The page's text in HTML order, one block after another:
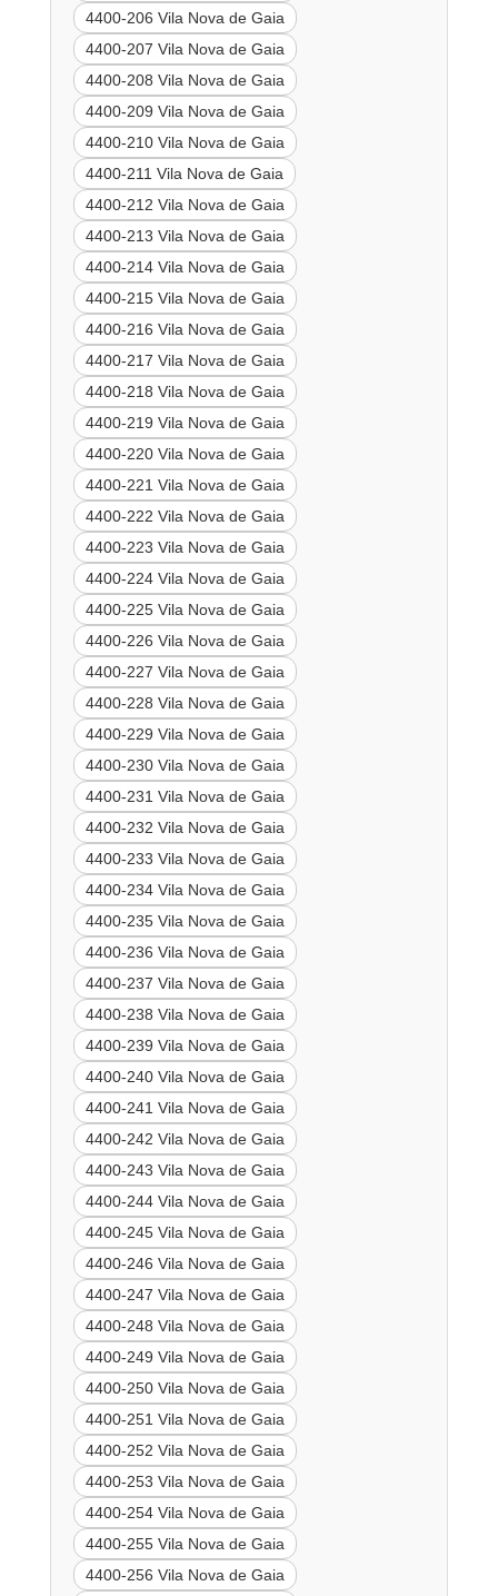
4400-206 Vila Nova de Gaia
4400-207 Vila Nova de Gaia
4400-208 Vila Nova de Gaia
4400-209 Vila Nova de Gaia
4400-210 Vila Nova de Gaia
4400-211 Vila Nova de Gaia
4400-212 Vila Nova de Gaia
4400-213 Vila Nova de Gaia
4400-214 Vila Nova de Gaia
4400-215 Vila Nova de Gaia
4400-216 Vila Nova de Gaia
4400-217 Vila Nova de Gaia
4400-218 Vila Nova de Gaia
4400-219 Vila Nova de Gaia
4400-220 Vila Nova de Gaia
4400-221 Vila Nova de Gaia
4400-222 Vila Nova de Gaia
4400-223 Vila Nova de Gaia
4400-224 Vila Nova de Gaia
4400-225 Vila Nova de Gaia
4400-226 Vila Nova de Gaia
4400-227 Vila Nova de Gaia
4400-228 Vila Nova de Gaia
4400-229 Vila Nova de Gaia
4400-230 Vila Nova de Gaia
4400-231 Vila Nova de Gaia
4400-232 Vila Nova de Gaia
4400-233 Vila Nova de Gaia
4400-234 Vila Nova de Gaia
4400-235 Vila Nova de Gaia
4400-236 Vila Nova de Gaia
4400-237 Vila Nova de Gaia
4400-238 Vila Nova de Gaia
4400-239 Vila Nova de Gaia
4400-240 Vila Nova de Gaia
4400-241 Vila Nova de Gaia
4400-242 Vila Nova de Gaia
4400-243 Vila Nova de Gaia
4400-244 Vila Nova de Gaia
4400-245 Vila Nova de Gaia
4400-246 Vila Nova de Gaia
4400-247 Vila Nova de Gaia
4400-248 Vila Nova de Gaia
4400-249 Vila Nova de Gaia
4400-250 Vila Nova de Gaia
4400-251 Vila Nova de Gaia
4400-252 Vila Nova de Gaia
4400-253 Vila Nova de Gaia
4400-254 Vila Nova de Gaia
4400-255 Vila Nova de Gaia
4400-256 Vila Nova de Gaia